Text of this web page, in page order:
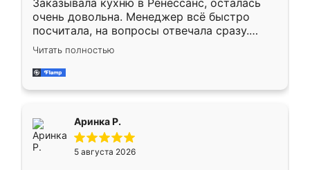
Заказывала кухню в Ренессанс, осталась
очень довольна. Менеджер всё быстро
посчитала, на вопросы отвечала сразу.
Замерщик приехал в субботу, подошёл к
делу со всей ответственностью. Собрали
за день, ребята работали аккуратно, даже
Читать полностью
Аринка Р.
5 августа 2026